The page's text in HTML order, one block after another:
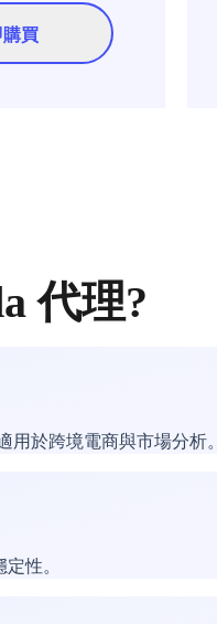
購買
代理?
於跨境電商與市場分析。
性。